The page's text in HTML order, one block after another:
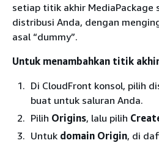
setiap titik akhir MediaPackage
distribusi Anda, dengan
asal “dummy”.
Untuk menambahkan titik
Di CloudFront konsol, pilih
buat untuk saluran Anda.
Pilih Origins, lalu pilih
Untuk domain Origin, di